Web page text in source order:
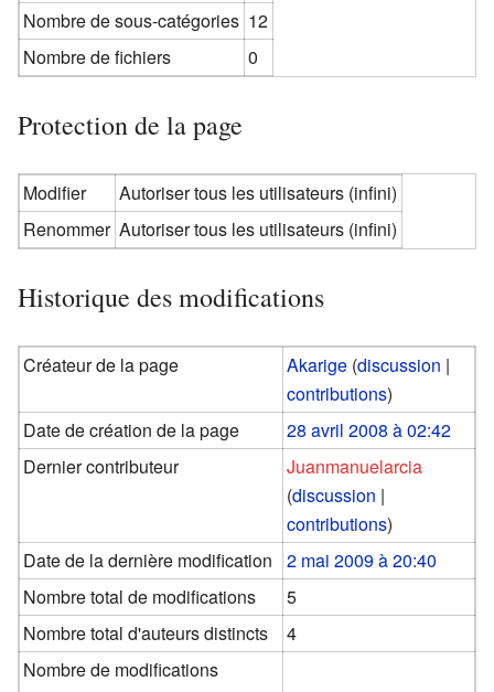
Nombre de sous-catégories 12
Nombre de fichiers
0
Protection de la page
Modifier
Autoriser tous les utilisateurs (infini)
Renommer Autoriser tous les utilisateurs (infini)
Historique des modifications
Créateur de la page Akarige (discussion |
contributions)
Date de création de la page
28 avril 2008 à 02:42
Dernier contributeur
Juanmanuelarcia
(discussion |
contributions)
Date de la dernière modification
2 mai 2009 à 20:40
Nombre total de modifications
5
Nombre total d'auteurs distincts
4
Nombre de modifications